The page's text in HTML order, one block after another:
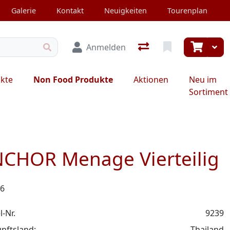
Galerie Kontakt Neuigkeiten Tourenplan
Anmelden
Non Food Produkte Aktionen
Neu im
Sortiment
Menage Vierteilig
Nr.
9239